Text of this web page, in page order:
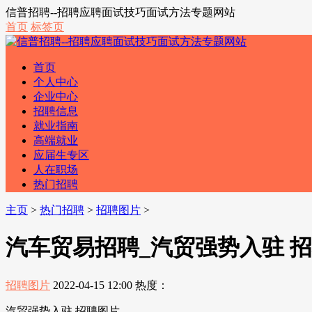
信普招聘--招聘应聘面试技巧面试方法专题网站
首页 标签页
首页
个人中心
企业中心
招聘信息
就业指南
高端就业
应届生专区
人在职场
热门招聘
主页 > 热门招聘 > 招聘图片 >
汽车贸易招聘_汽贸强势入驻
招聘图片 2022-04-15 12:00 热度：